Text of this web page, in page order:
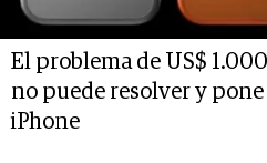
El problema de US$
no puede resolver y
iPhone